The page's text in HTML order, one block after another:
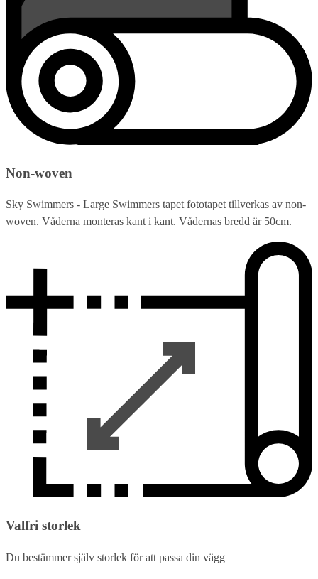
Non-woven
Sky Swimmers - Large Swimmers tapet fototapet tillverkas av non-
woven. Våderna monteras kant i kant. Vådernas bredd är 50cm.
Valfri storlek
Du bestämmer själv storlek för att passa din vägg